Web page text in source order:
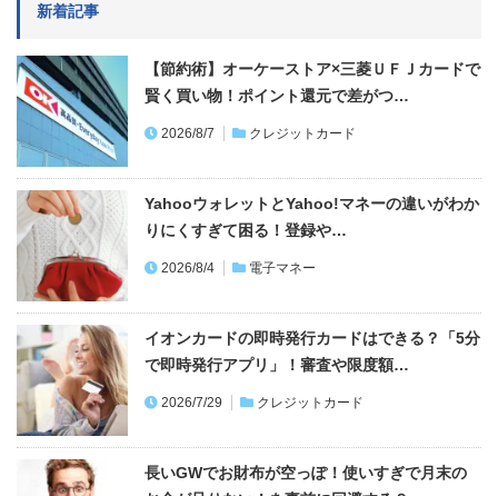
新着記事
【節約術】オーケーストア×三菱ＵＦＪカードで
賢く買い物！ポイント還元で差がつ…
2026/8/7 クレジットカード
YahooウォレットとYahoo!マネーの違いがわか
りにくすぎて困る！登録や…
2026/8/4 電子マネー
イオンカードの即時発行カードはできる？「5分
で即時発行アプリ」！審査や限度額…
2026/7/29 クレジットカード
長いGWでお財布が空っぽ！使いすぎで月末の